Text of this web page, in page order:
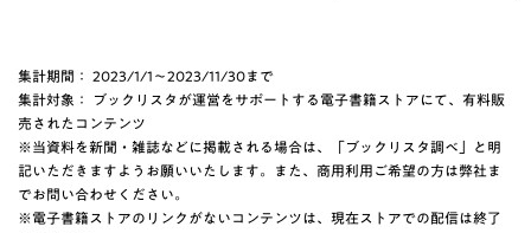
集計期間： 2023/1/1～2023/11/30まで
集計対象： ブックリスタが運営をサポートする電子書籍ストアにて、有料販
売されたコンテンツ
※当資料を新聞・雑誌などに掲載される場合は、「ブックリスタ調べ」と明
記いただきますようお願いいたします。また、商用利用ご希望の方は弊社ま
でお問い合わせください。
※電子書籍ストアのリンクがないコンテンツは、現在ストアでの配信は終了